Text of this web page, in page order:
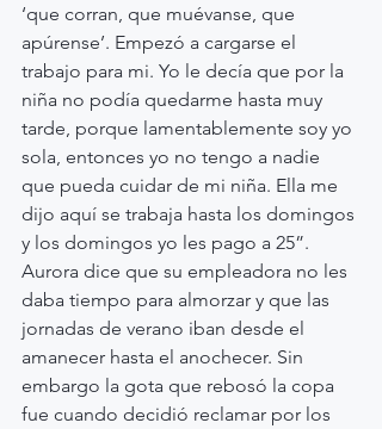
‘que corran, que muévanse, que
apúrense’. Empezó a cargarse el
trabajo para mi. Yo le decía que por la
niña no podía quedarme hasta muy
tarde, porque lamentablemente soy yo
sola, entonces yo no tengo a nadie
que pueda cuidar de mi niña. Ella me
dijo aquí se trabaja hasta los domingos
y los domingos yo les pago a 25”.
Aurora dice que su empleadora no les
daba tiempo para almorzar y que las
jornadas de verano iban desde el
amanecer hasta el anochecer. Sin
embargo la gota que rebosó la copa
fue cuando decidió reclamar por los